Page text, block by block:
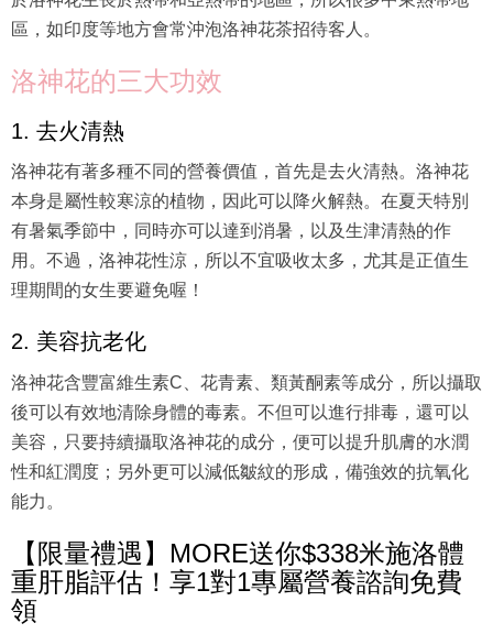
區，如印度等地方會常沖泡洛神花茶招待客人。
洛神花的三大功效
本身是屬性較寒涼的植物，因此可以降火解熱。在夏天特別
有暑氣季節中，同時亦可以達到消暑，以及生津清熱的作
用。不過，洛神花性涼，所以不宜吸收太多，尤其是正值生
理期間的女生要避免喔！
後可以有效地清除身體的毒素。不但可以進行排毒，還可以
美容，只要持續攝取洛神花的成分，便可以提升肌膚的水潤
性和紅潤度；另外更可以減低皺紋的形成，備強效的抗氧化
能力。
【限量禮遇】MORE送你$338米施洛體
重肝脂評估！享1對1專屬營養諮詢免費
領